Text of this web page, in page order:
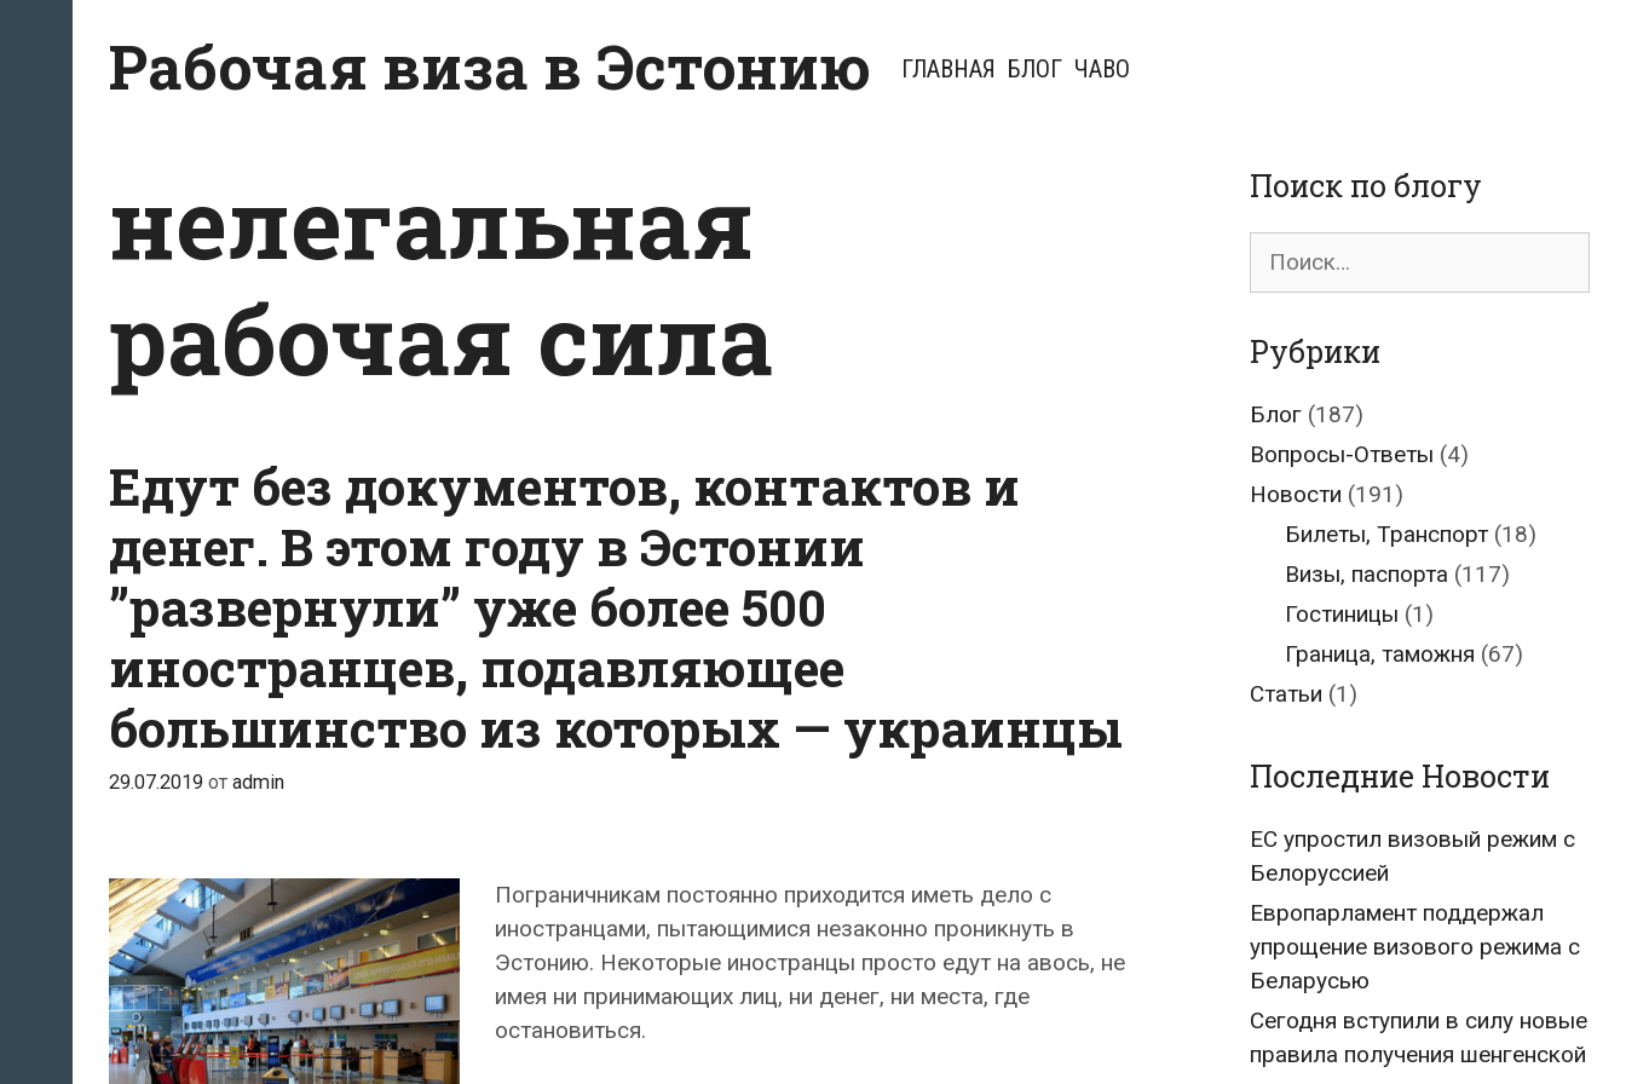
содержимому
Рабочая виза в Эстонию ГЛАВНАЯ БЛОГ ЧАВО
нелегальная
рабочая сила
Едут без документов, контактов и
денег. В этом году в Эстонии
”развернули” уже более 500
иностранцев, подавляющее
большинство из которых — украинцы
29.07.2019 от admin
Пограничникам постоянно приходится иметь дело с
иностранцами, пытающимися незаконно проникнуть в
Эстонию. Некоторые иностранцы просто едут на авось, не
имея ни принимающих лиц, ни денег, ни места, где
остановиться.
Поиск по блогу
Поиск
Рубрики
Блог (187)
Вопросы-Ответы (4)
Новости (191)
Билеты, Транспорт(18)
Визы, паспорта (117)
Гостиницы (1)
Граница, таможня (67)
Статьи (1)
Последние Новости
ЕС упростил визовый режим с
Белоруссией
Европарламент поддержал
упрощение визового режима с
Беларусью
Сегодня вступили в силу новые
правила получения шенгенской